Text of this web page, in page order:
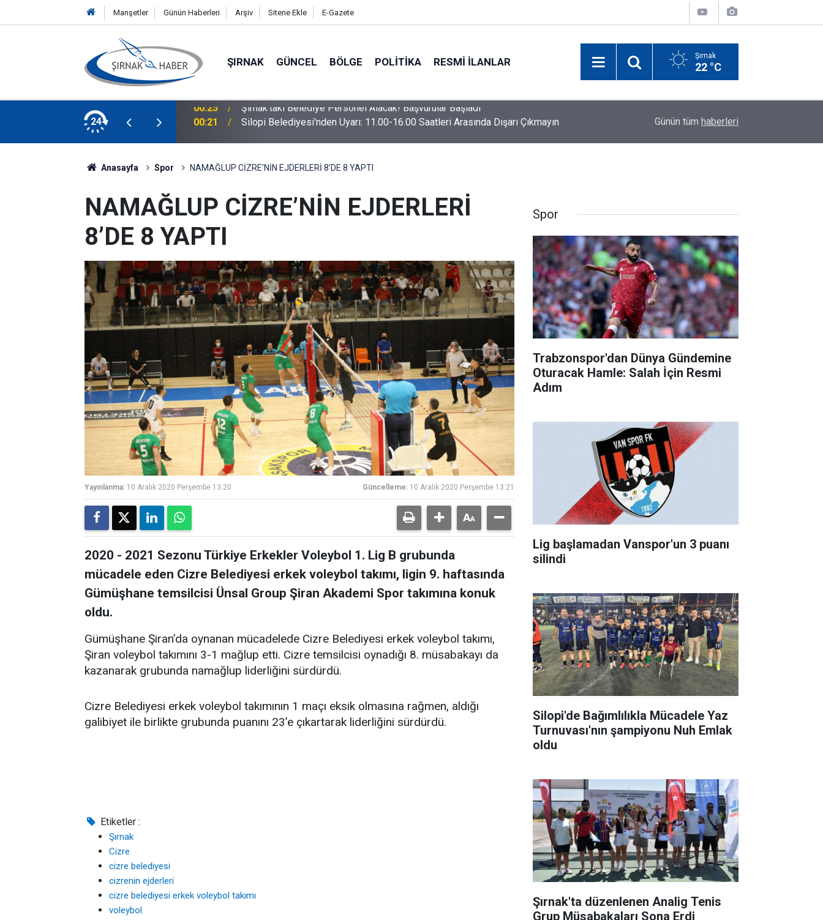
Manşetler Günün Haberleri Arşiv Sitene Ekle E-Gazete
ŞIRNAK GÜNCEL BÖLGE POLITIKA RESMI İLANLAR Şırnak
22 °C
24
Başvurular Başladı 00:21 Silopi Belediyesi'nden Uyarı: 11.00-16.00 Saatleri Arasında Dışarı Çıkmayın Elektrik Akımına Kapılan Şırnaklı Küçük Miraç
Günün tüm haberleri
Anasayfa Spor NAMAĞLUP CİZRE’NİN EJDERLERİ 8’DE 8 YAPTI
NAMAĞLUP CİZRE’NİN EJDERLERİ
8’DE 8 YAPTI
Yayınlanma: 10 Aralık 2020 Perşembe 13:20 Güncelleme: 10 Aralık 2020 Perşembe 13:21
2020 - 2021 Sezonu Türkiye Erkekler Voleybol 1. Lig B grubunda
mücadele eden Cizre Belediyesi erkek voleybol takımı, ligin 9. haftasında
Gümüşhane temsilcisi Ünsal Group Şiran Akademi Spor takımına konuk
oldu.
Gümüşhane Şiran’da oynanan mücadelede Cizre Belediyesi erkek voleybol takımı,
Şiran voleybol takımını 3-1 mağlup etti. Cizre temsilcisi oynadığı 8. müsabakayı da
kazanarak grubunda namağlup liderliğini sürdürdü.
Cizre Belediyesi erkek voleybol takımının 1 maçı eksik olmasına rağmen, aldığı
galibiyet ile birlikte grubunda puanını 23’e çıkartarak liderliğini sürdürdü.
Etiketler :
Şırnak
Cizre
cizre belediyesi
cizrenin ejderleri
cizre belediyesi erkek voleybol takımı
voleybol
Spor
Trabzonspor'dan Dünya Gündemine
Oturacak Hamle: Salah İçin Resmi
Adım
Lig başlamadan Vanspor'un 3 puanı
silindi
Silopi'de Bağımlılıkla Mücadele Yaz
Turnuvası'nın şampiyonu Nuh Emlak
oldu
Şırnak'ta düzenlenen Analig Tenis
Grup Müsabakaları Sona Erdi